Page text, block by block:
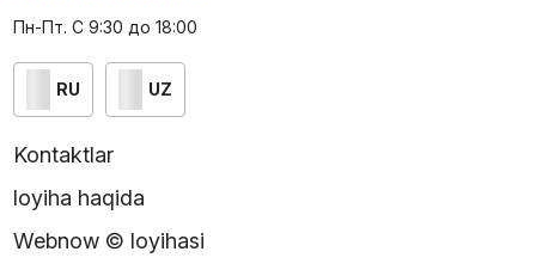
Пн-Пт. С 9:30 до 18:00
RU UZ
Kontaktlar
loyiha haqida
Webnow © loyihasi